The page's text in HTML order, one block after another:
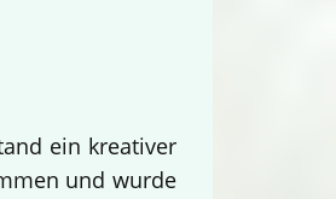
ein kreativer
und wurde